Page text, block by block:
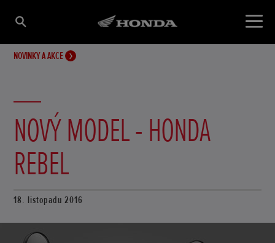
NOVINKY A AKCE
NOVÝ MODEL - HONDA
REBEL
18. listopadu 2016